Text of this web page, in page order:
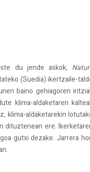
du jende askok,
(Suedia) ikertzaile-
baino gehiagoren
klima-aldaketaren
klima-aldaketarekin
dituztenean ere.
gutxi dezake. Jarrera